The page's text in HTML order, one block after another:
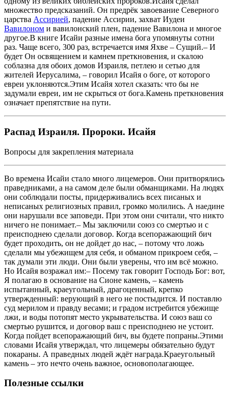
множество предсказаний. Он предрёк завоевание Северного
царства Ассирией, падение Ассирии, захват Иудеи
Вавилоном и вавилонский плен, падение Вавилона и многое
другое.В книге Исайи разные имена бога упомянуты сотни
раз. Чаще всего, 300 раз, встречается имя Яхве – Сущий.– И
будет Он освящением и камнем преткновения, и скалою
соблазна для обоих домов Израиля, петлею и сетью для
жителей Иерусалима, – говорил Исайя о боге, от которого
евреи уклоняются.Этим Исайя хотел сказать: что бы не
задумали евреи, им не скрыться от бога.Камень преткновения
означает препятствие на пути.
Распад Израиля. Пророки. Исайя
Вопросы для закрепления материала
Во времена Исайи стало много лицемеров. Они притворялись
праведниками, а на самом деле были обманщиками. На людях
они соблюдали посты, придерживались всех писаных и
неписаных религиозных правил, громко молились. А наедине
они нарушали все заповеди. При этом они считали, что никто
ничего не понимает.– Мы заключили союз со смертью и с
преисподнею сделали договор. Когда всепоражающий бич
будет проходить, он не дойдет до нас, – потому что ложь
сделали мы убежищем для себя, и обманом прикроем себя, –
так думали эти люди. Они были уверены, что им всё можно.
Но Исайя возражал им:– Посему так говорит Господь Бог: вот,
Я полагаю в основание на Сионе камень, – камень
испытанный, краеугольный, драгоценный, крепко
утвержденный: верующий в него не постыдится. И поставлю
суд мерилом и правду весами; и градом истребится убежище
лжи, и воды потопят место укрывательства. И союз ваш со
смертью рушится, и договор ваш с преисподнею не устоит.
Когда пойдет всепоражающий бич, вы будете попраны.Этими
словами Исайя утверждал, что лицемеры обязательно будут
покараны. А праведных людей ждёт награда.Краеугольный
камень – это нечто очень важное, основополагающее.
Полезные ссылки